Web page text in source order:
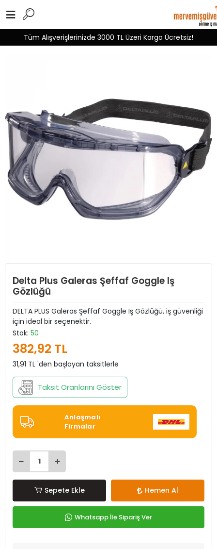
Tüm Alışverişlerinizde 3000 TL Üzeri Kargo Ücretsiz!
Delta Plus Galeras Şeffaf Goggle Iş
Gözlüğü
DELTA PLUS Galeras Şeffaf Goggle Iş Gözlüğü, iş güvenliği
için ideal bir seçenektir.
Stok: 50
382,92 TL
31,91 TL 'den başlayan taksitlerle
Taksit Oranlarını Göster
Anlaşmalı
Firmalar
Sepete Ekle Hemen Al
Whatsapp İle Sipariş Ver